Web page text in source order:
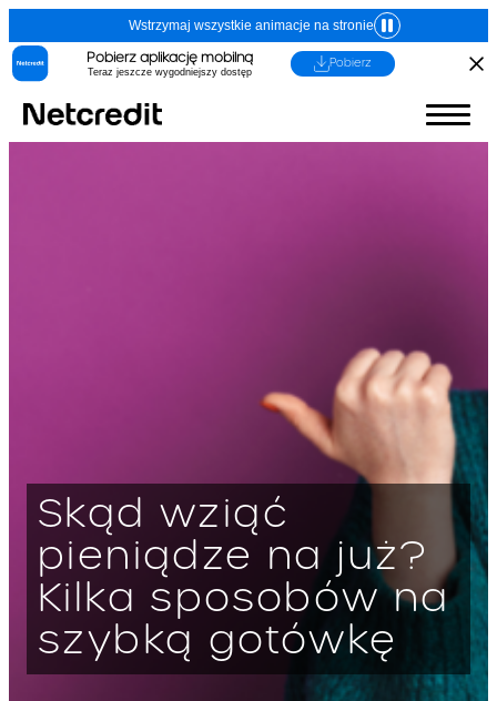
Wstrzymaj wszystkie animacje na stronie
Pobierz aplikację mobilną
Teraz jeszcze wygodniejszy dostęp
Pobierz
Skąd wziąć
pieniądze na już?
Kilka sposobów na
szybką gotówkę
(Adres, z którego ma korzystać
Fincard spółka z
ograniczoną
odpowiedzialnością
ul. Grzybowska 87, 00-844
Warszawa
KRS: 0000803716
wpisana
jako Krajowa Instytucja Płatnicz
a do rejestru prowadzonego
przez Komisję Nadzoru
Finansowego